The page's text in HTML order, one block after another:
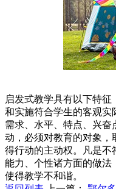
启发式教学具有以下特
和实施符合学生的客观实
需求、水平、特点、兴
动，必须对教育的对象，
得行动的主动权。凡是不
能力、个性诸方面的做法
使得教学不和谐。